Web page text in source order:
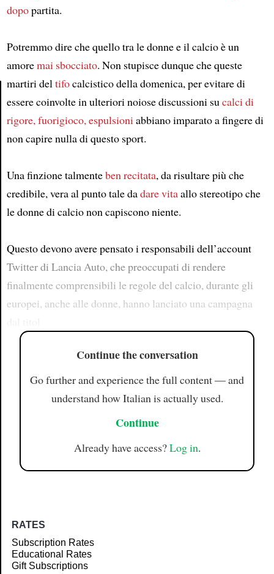
Article
dopopartita.
Potremmo dire che quello tra le donne e il calcio è un
amoremai sbocciato. Non stupisce dunque che queste
martiri deltifocalcistico della domenica, per evitare di
essere coinvolte in ulteriori noiose discussioni sucalci di
rigore, fuorigioco, espulsioniabbiano imparato a fingere di
non capire nulla di questo sport.
Una finzione talmenteben recitata, da risultare più che
credibile, vera al punto tale dadare vitaallo stereotipo che
le donne di calcio non capiscono niente.
Questo devono avere pensato i responsabili dell’account
Twitter di Lancia Auto, che preoccupati di rendere
finalmente comprensibili le regole del calcio, durante gli
europei, anche alle donne, hanno lanciato una campagna
Continue the conversation
Go further and experience the full content — and
understand how Italian is actually used.
Continue
Already have access?Log in.
RATES
Subscription Rates
Educational Rates
Gift Subscriptions